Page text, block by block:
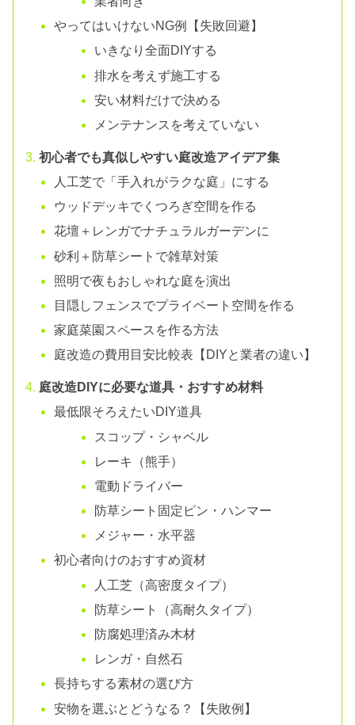
やってはいけないNG例【失敗回避】
いきなり全面DIYする
排水を考えず施工する
安い材料だけで決める
メンテナンスを考えていない
初心者でも真似しやすい庭改造アイデア集
人工芝で「手入れがラクな庭」にする
ウッドデッキでくつろぎ空間を作る
花壇＋レンガでナチュラルガーデンに
砂利＋防草シートで雑草対策
照明で夜もおしゃれな庭を演出
目隠しフェンスでプライベート空間を作る
家庭菜園スペースを作る方法
庭改造の費用目安比較表【DIYと業者の違い】
庭改造DIYに必要な道具・おすすめ材料
最低限そろえたいDIY道具
スコップ・シャベル
レーキ（熊手）
電動ドライバー
防草シート固定ピン・ハンマー
メジャー・水平器
初心者向けのおすすめ資材
人工芝（高密度タイプ）
防草シート（高耐久タイプ）
防腐処理済み木材
レンガ・自然石
長持ちする素材の選び方
安物を選ぶとどうなる？【失敗例】